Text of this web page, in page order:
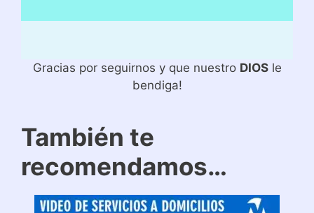
Gracias por seguirnos y que nuestro DIOSle
bendiga!
También te
recomendamos…